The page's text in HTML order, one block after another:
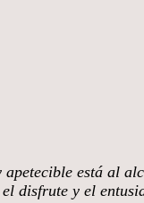
está al
disfrute y el